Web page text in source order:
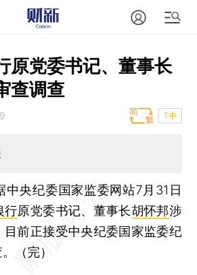
原党委书记、董事长
查调查
T中
中央纪委国家监委网站7月31日
行原党委书记、董事长胡怀邦涉
目前正接受中央纪委国家监委纪
（完）